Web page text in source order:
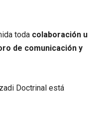
toda colaboración u
de comunicación y
Doctrinal está